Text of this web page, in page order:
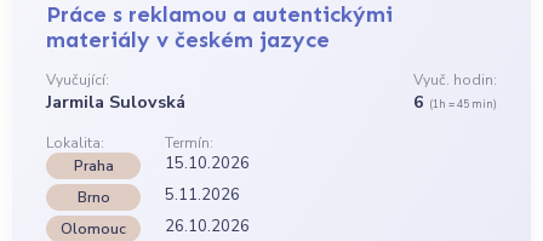
Práce s reklamou a autentickými
materiály v českém jazyce
Vyučující:
Jarmila Sulovská
Vyuč. hodin:
6 (1h = 45 min)
Lokalita:
Termín:
Praha
15.10.2026
Brno 5.11.2026
Olomouc 26.10.2026